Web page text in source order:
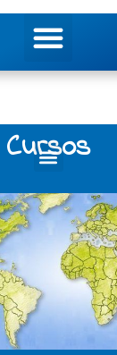
Menu
Cursos
M
u